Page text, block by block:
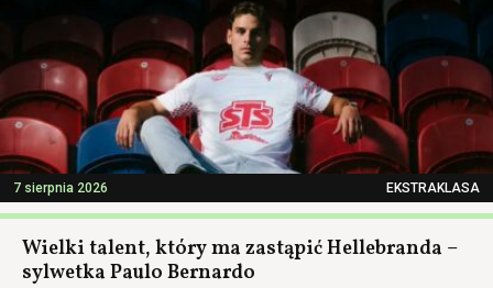
7 sierpnia 2026 EKSTRAKLASA
Wielki talent, który ma zastąpić Hellebranda –
sylwetka Paulo Bernardo